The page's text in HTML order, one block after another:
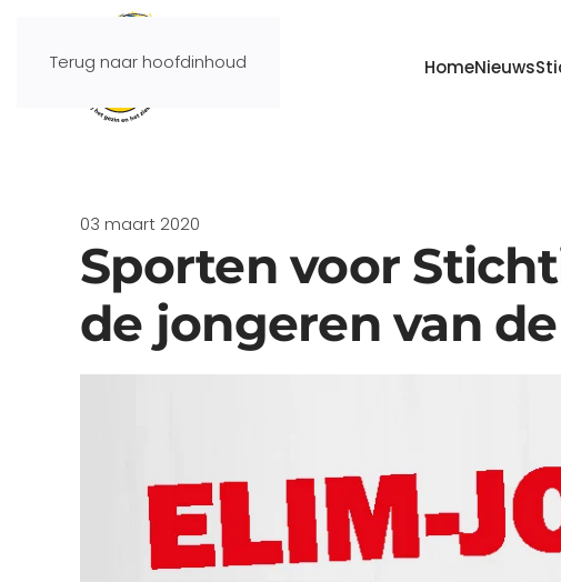
Terug naar hoofdinhoud HomeNieuws
03 maart 2020
Sporten voor
de jongeren van